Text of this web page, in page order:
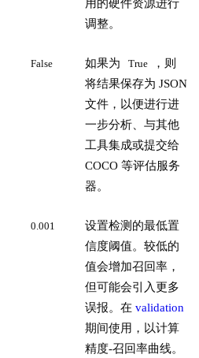
用的硬件资源进行
调整。
False 如果为 True
，则
将结果保存为 JSON
文件，以便进行进
一步分析、与其他
工具集成或提交给
COCO 等评估服务
器。
0.001
设置检测的最低置
信度阈值。较低的
值会增加召回率，
但可能会引入更多
误报。在 validation
期间使用，以计算
精度-召回率曲线。